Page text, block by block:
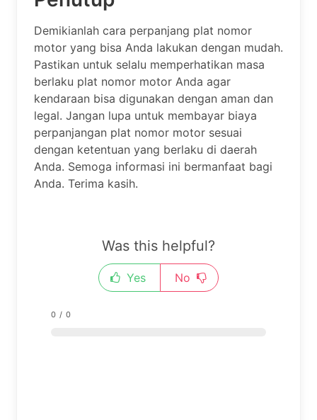
Demikianlah cara perpanjang plat nomor
motor yang bisa Anda lakukan dengan mudah.
Pastikan untuk selalu memperhatikan masa
berlaku plat nomor motor Anda agar
kendaraan bisa digunakan dengan aman dan
legal. Jangan lupa untuk membayar biaya
perpanjangan plat nomor motor sesuai
dengan ketentuan yang berlaku di daerah
Anda. Semoga informasi ini bermanfaat bagi
Anda. Terima kasih.
Was this helpful?
Yes No
0 / 0